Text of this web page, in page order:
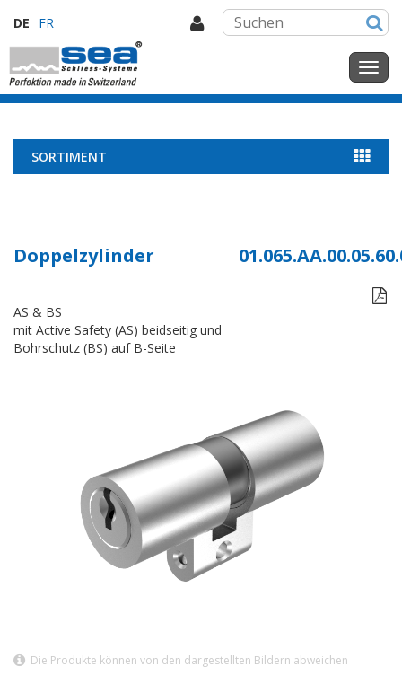
DE FR
SORTIMENT
Doppelzylinder

AS & BS
mit Active Safety (AS) beidseitig und
Bohrschutz (BS) auf B-Seite
Die Produkte können von den dargestellten Bildern abweichen